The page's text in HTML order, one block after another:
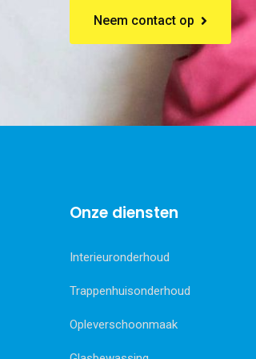
Neem contact op
Onze diensten
Interieuronderhoud
Trappenhuisonderhoud
Opleverschoonmaak